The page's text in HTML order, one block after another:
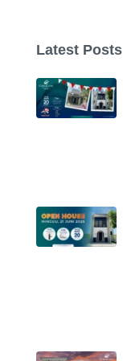
Latest Posts